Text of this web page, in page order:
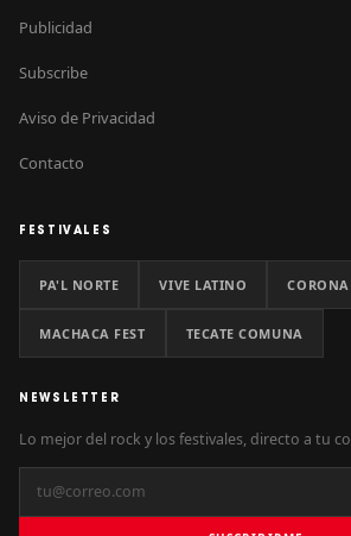
Publicidad
Subscribe
Aviso de Privacidad
Contacto
FESTIVALES
PA'L NORTE VIVE LATINO
MACHACA FEST TECATE COMUNA
NEWSLETTER
Lo mejor del rock y los festivales, directo a tu